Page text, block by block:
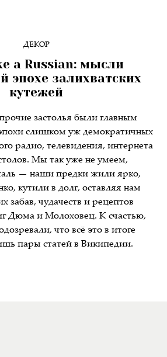
ДЕКОР
a Russian: мысли
эпохе залихватских
кутежей
застолья были главным
слишком уж демократичных
радио, телевидения, интернета
Мы так уже не умеем,
— наши предки жили ярко,
кутили в долг, оставляя нам
забав, чудачеств и рецептов
Дюма и Молоховец. К счастью,
что всё это в итоге
пары статей в Википедии.